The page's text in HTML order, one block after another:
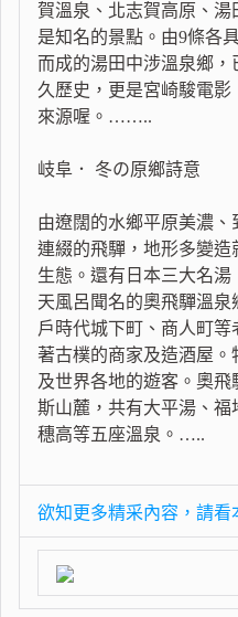
賀溫泉、北志賀高原、湯
是知名的景點。由9條各
而成的湯田中涉溫泉鄉，
久歷史，更是宮崎駿電影
來源喔。……..
岐阜． 冬の原鄉詩意
由遼闊的水鄉平原美濃、
連綴的飛驒，地形多變造
生態。還有日本三大名
天風呂聞名的奧飛驒溫泉
戶時代城下町、商人町等
著古樸的商家及造酒屋
及世界各地的遊客。奧
斯山麓，共有大平湯、福
穗高等五座溫泉。…..
欲知更多精采內容，請看